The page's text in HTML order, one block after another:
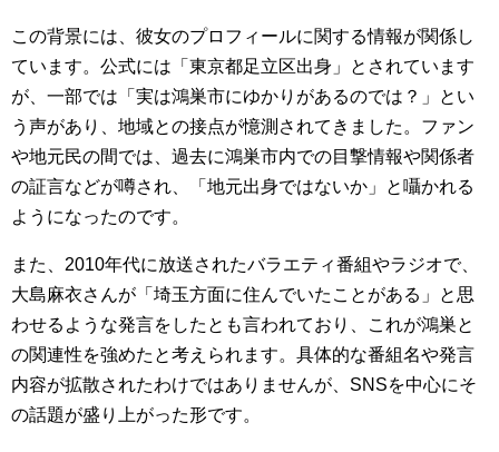
この背景には、彼女のプロフィールに関する情報が関係し
ています。公式には「東京都足立区出身」とされています
が、一部では「実は鴻巣市にゆかりがあるのでは？」とい
う声があり、地域との接点が憶測されてきました。ファン
や地元民の間では、過去に鴻巣市内での目撃情報や関係者
の証言などが噂され、「地元出身ではないか」と囁かれる
ようになったのです。
また、2010年代に放送されたバラエティ番組やラジオで、
大島麻衣さんが「埼玉方面に住んでいたことがある」と思
わせるような発言をしたとも言われており、これが鴻巣と
の関連性を強めたと考えられます。具体的な番組名や発言
内容が拡散されたわけではありませんが、SNSを中心にそ
の話題が盛り上がった形です。